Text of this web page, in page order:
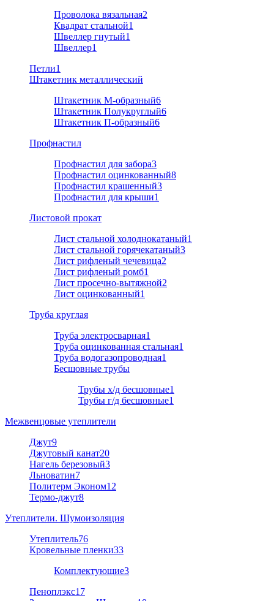
Проволока вязальная2
Квадрат стальной1
Швеллер гнутый1
Швеллер1
Петли1
Штакетник металлический
Штакетник М-образный6
Штакетник Полукруглый6
Штакетник П-образный6
Профнастил
Профнастил для забора3
Профнастил оцинкованный8
Профнастил крашенный3
Профнастил для крыши1
Листовой прокат
Лист стальной холоднокатаный1
Лист стальной горячекатаный3
Лист рифленый чечевица2
Лист рифленый ромб1
Лист просечно-вытяжной2
Лист оцинкованный1
Труба круглая
Труба электросварная1
Труба оцинкованная стальная1
Труба водогазопроводная1
Бесшовные трубы
Трубы х/д бесшовные1
Трубы г/д бесшовные1
Межвенцовые утеплители
Джут9
Джутовый канат20
Нагель березовый3
Льноватин7
Политерм Эконом12
Термо-джут8
Утеплители. Шумоизоляция
Утеплитель76
Кровельные пленки33
Комплектующие3
Пеноплэкс17